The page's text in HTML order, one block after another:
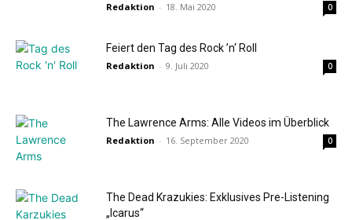
Redaktion - 18. Mai 2020 0
Feiert den Tag des Rock ’n‘ Roll
Redaktion - 9. Juli 2020 0
The Lawrence Arms: Alle Videos im Überblick
Redaktion - 16. September 2020 0
The Dead Krazukies: Exklusives Pre-Listening
„Icarus“